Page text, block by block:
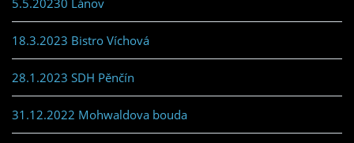
5.5.20230 Lánov
18.3.2023 Bistro Víchová
28.1.2023 SDH Pěnčín
31.12.2022 Mohwaldova bouda